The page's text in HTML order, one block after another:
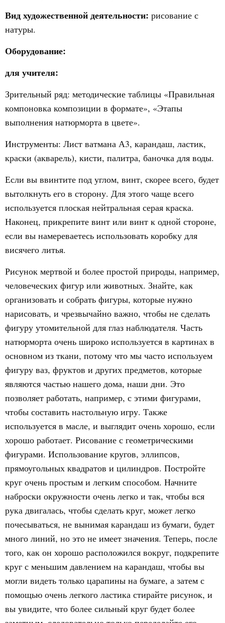
Вид художественной деятельности: рисование с
натуры.
Оборудование:
для учителя:
Зрительный ряд: методические таблицы «Правильная
компоновка композиции в формате», «Этапы
выполнения натюрморта в цвете».
Инструменты: Лист ватмана А3, карандаш, ластик,
краски (акварель), кисти, палитра, баночка для воды.
Если вы ввинтите под углом, винт, скорее всего, будет
вытолкнуть его в сторону. Для этого чаще всего
используется плоская нейтральная серая краска.
Наконец, прикрепите винт или винт к одной стороне,
если вы намереваетесь использовать коробку для
висячего литья.
Рисунок мертвой и более простой природы, например,
человеческих фигур или животных. Знайте, как
организовать и собрать фигуры, которые нужно
нарисовать, и чрезвычайно важно, чтобы не сделать
фигуру утомительной для глаз наблюдателя. Часть
натюрморта очень широко используется в картинах в
основном из ткани, потому что мы часто используем
фигуру ваз, фруктов и других предметов, которые
являются частью нашего дома, наши дни. Это
позволяет работать, например, с этими фигурами,
чтобы составить настольную игру. Также
используется в масле, и выглядит очень хорошо, если
хорошо работает. Рисование с геометрическими
фигурами. Использование кругов, эллипсов,
прямоугольных квадратов и цилиндров. Постройте
круг очень простым и легким способом. Начните
наброски окружности очень легко и так, чтобы вся
рука двигалась, чтобы сделать круг, может легко
почесываться, не вынимая карандаш из бумаги, будет
много линий, но это не имеет значения. Теперь, после
того, как он хорошо расположился вокруг, подкрепите
круг с меньшим давлением на карандаш, чтобы вы
могли видеть только царапины на бумаге, а затем с
помощью очень легкого ластика стирайте рисунок, и
вы увидите, что более сильный круг будет более